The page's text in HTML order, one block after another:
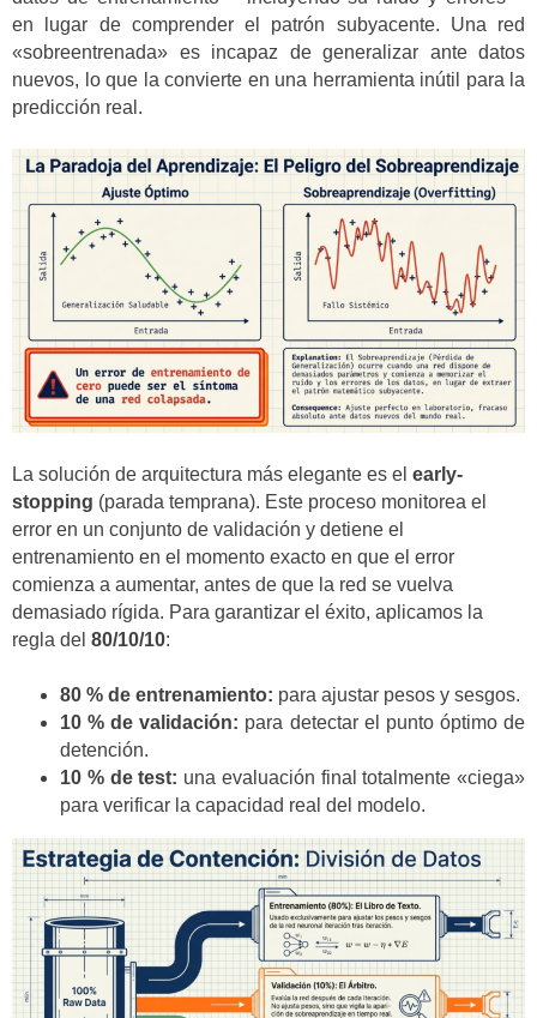
en lugar de comprender el patrón subyacente. Una red
«sobreentrenada» es incapaz de generalizar ante datos
nuevos, lo que la convierte en una herramienta inútil para la
predicción real.
La solución de arquitectura más elegante es el early-
stopping (parada temprana). Este proceso monitorea el
error en un conjunto de validación y detiene el
entrenamiento en el momento exacto en que el error
comienza a aumentar, antes de que la red se vuelva
demasiado rígida. Para garantizar el éxito, aplicamos la
regla del 80/10/10:
80 % de entrenamiento: para ajustar pesos y sesgos.
10 % de validación: para detectar el punto óptimo de
detención.
10 % de test: una evaluación final totalmente «ciega»
para verificar la capacidad real del modelo.